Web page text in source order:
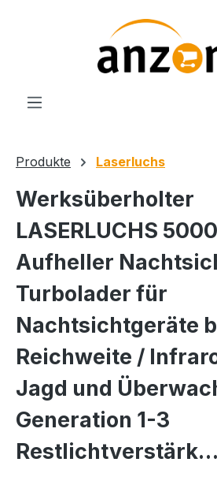
Zum Hauptinhalt springen
Produkte Laserluchs
Werksüberholter
LASERLUCHS
Aufheller
Turbolader für
Nachtsichtgeräte
Reichweite /
Jagd und
Generation 1-3
Restlichtverstärk…